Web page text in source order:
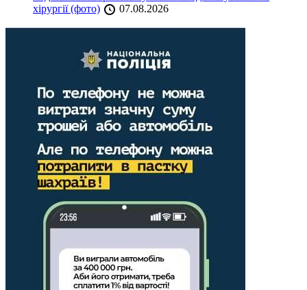
хірургії (фото)
07.08.2026